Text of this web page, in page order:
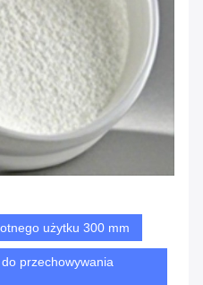
użytku 300 mm
przechowywania